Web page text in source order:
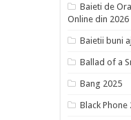
Baieti de
Online din 2026
Baietii buni
Ballad of a
Bang 2025
Black Phone